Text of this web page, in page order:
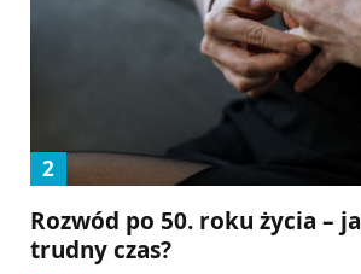
Rozwód po 50. roku życia –
trudny czas?